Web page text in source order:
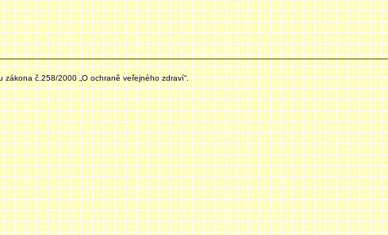
č.258/2000 „O ochraně veřejného zdraví“.